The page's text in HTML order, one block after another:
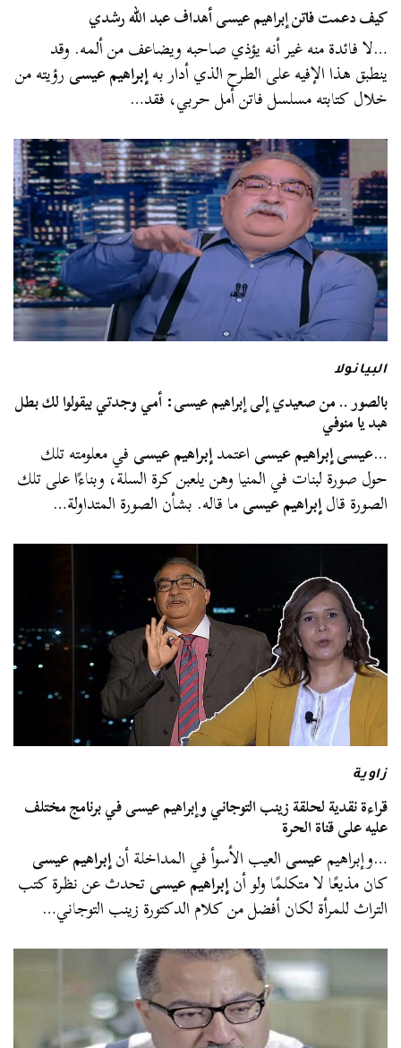
كيف دعمت فاتن إبراهيم عيسى أهداف عبد الله رشدي
…لا فائدة منه غير أنه يؤذي صاحبه ويضاعف من ألمه. وقد
ينطبق هذا الإفيه على الطرح الذي أدار بهإبراهيم عيسىرؤيته من
خلال كتابته مسلسل فاتن أمل حربي، فقد…
البيانولا
بالصور .. من صعيدي إلى إبراهيم عيسى: أمي وجدتي بيقولوا لك بطل
هبد يا منوفي
…عيسى إبراهيم عيسىاعتمدإبراهيم عيسىفي معلومته تلك
حول صورة لبنات في المنيا وهن يلعبن كرة السلة، وبناءًا على تلك
الصورة قالإبراهيم عيسىما قاله. بشأن الصورة المتداولة…
زاوية
قراءة نقدية لحلقة زينب التوجاني وإبراهيم عيسى في برنامج مختلف
عليه على قناة الحرة
…وإبراهيمعيسىالعيب الأسوأ في المداخلة أنإبراهيم عيسى
كان مذيعًا لا متكلمًا ولو أنإبراهيم عيسىتحدث عن نظرة كتب
التراث للمرأة لكان أفضل من كلام الدكتورة زينب التوجاني…